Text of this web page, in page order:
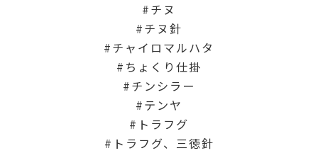
チヌ
チヌ針
チャイロマルハタ
ちょくり仕掛
チンシラー
テンヤ
トラフグ
トラフグ、三徳針